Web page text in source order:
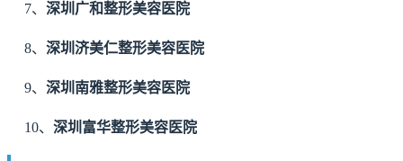
7、深圳广和整形美容医院
8、深圳济美仁整形美容医院
9、深圳南雅整形美容医院
10、深圳富华整形美容医院